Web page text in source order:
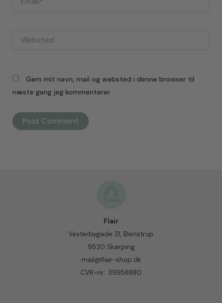
Gem mit navn, mail og websted i denne browser til
næste gang jeg kommenterer.
Flair
Vesterbygade 31, Blenstrup
9520 Skørping
mail@flair-shop.dk
CVR-nr.: 39958880